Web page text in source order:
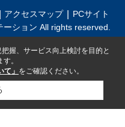
アクセスマップ
PCサイト
ション All rights reserved.
握、サービス向上検討を目的と
。
て」 をご確認ください。